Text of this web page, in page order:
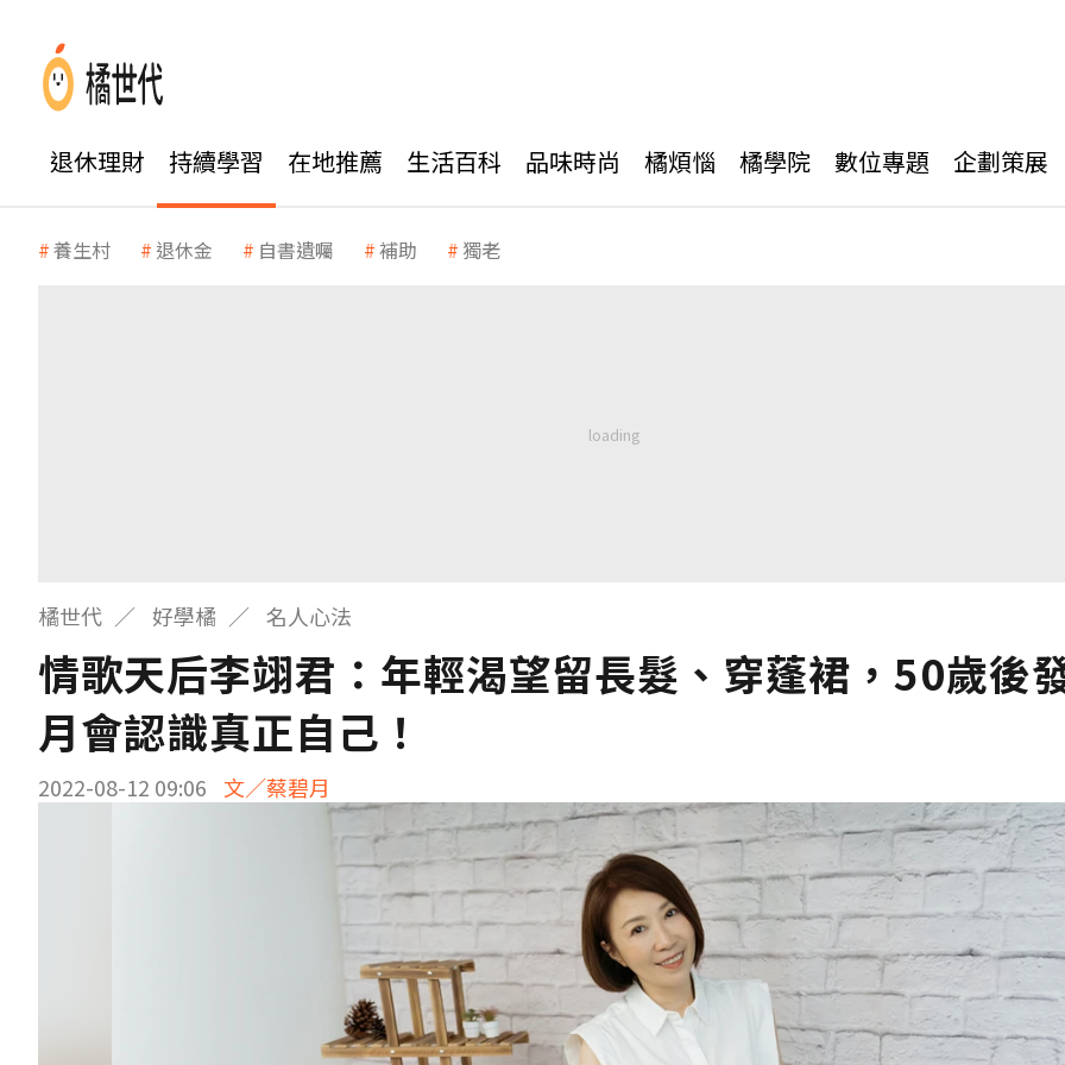
退休理財 持續學習 在地推薦 生活百科 品味時尚 橘煩惱 橘學院 數位專題 企劃策展
養生村 退休金 自書遺囑 補助 獨老
橘世代 好學橘 名人心法
情歌天后李翊君：年輕渴望留長髮、穿蓬裙，50歲後
月會認識真正自己！
2022-08-12 09:06 文／蔡碧月